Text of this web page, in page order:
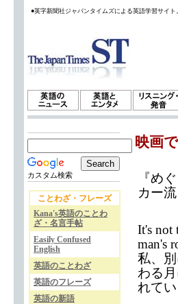
●英字新聞社ジャパンタイムズによる英語学習サイ
カスタム検索
ことわざ・フレーズ
Kana's英語のことわ
ざ・名言手帖
Easily Confused
English
英語のことわざ
英語のフレーズ
英語の新語
映画
『め
カー流
It's not
man's
私、
わる
れて